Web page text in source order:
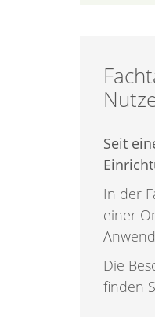
Seit
In der
einer
Die
finden